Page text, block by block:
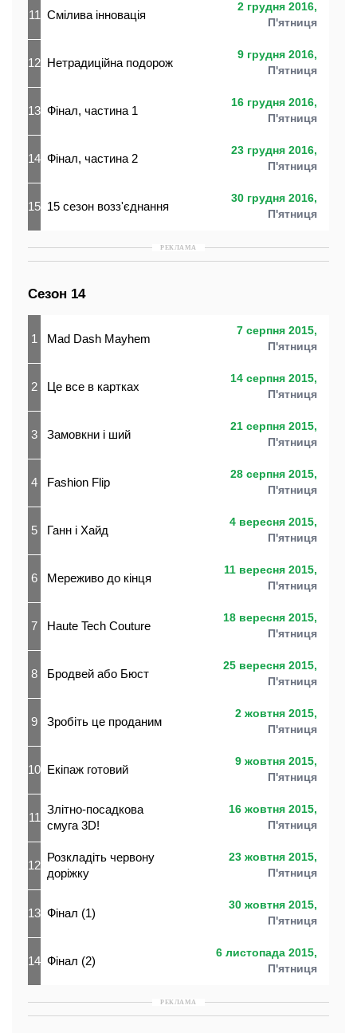
11 Смілива інновація
2 грудня 2016,
П'ятниця
12 Нетрадиційна подорож
9 грудня 2016,
П'ятниця
13 Фінал, частина 1
16 грудня 2016,
П'ятниця
14 Фінал, частина 2
23 грудня 2016,
П'ятниця
15 15 сезон возз'єднання
30 грудня 2016,
П'ятниця
РЕКЛАМА
Сезон 14
1 Mad Dash Mayhem
7 серпня 2015,
П'ятниця
2 Це все в картках
14 серпня 2015,
П'ятниця
3 Замовкни і ший
21 серпня 2015,
П'ятниця
4 Fashion Flip
28 серпня 2015,
П'ятниця
5 Ганн і Хайд
4 вересня 2015,
П'ятниця
6 Мереживо до кінця
11 вересня 2015,
П'ятниця
7 Haute Tech Couture
18 вересня 2015,
П'ятниця
8 Бродвей або Бюст
25 вересня 2015,
П'ятниця
9 Зробіть це проданим
2 жовтня 2015,
П'ятниця
10 Екіпаж готовий
9 жовтня 2015,
П'ятниця
11
Злітно-посадкова
смуга 3D!
16 жовтня 2015,
П'ятниця
12
Розкладіть червону
доріжку
23 жовтня 2015,
П'ятниця
13 Фінал (1)
30 жовтня 2015,
П'ятниця
14 Фінал (2)
6 листопада 2015,
П'ятниця
РЕКЛАМА